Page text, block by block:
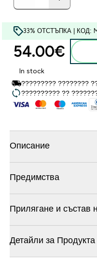
33% ОТСТЪПКА | КОД:
54.00€‎
In stock
????????? ????????
?????????? ??
Описание
Предимства
Прилягане и състав
Детайли за Продукта